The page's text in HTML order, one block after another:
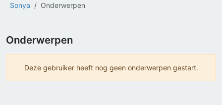
Sonya Onderwerpen
Onderwerpen
Deze gebruiker heeft nog geen onderwerpen gestart.